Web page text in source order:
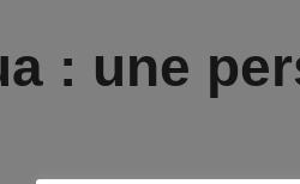
: une